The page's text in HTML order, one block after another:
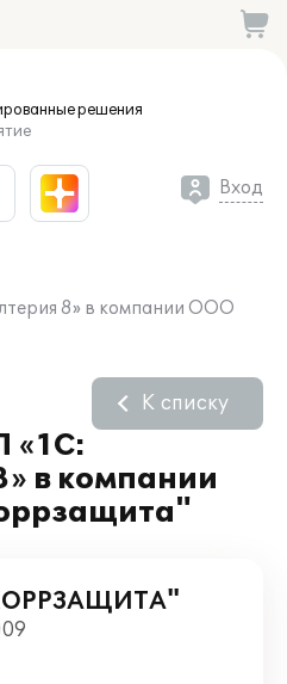
решения
Вход
8» в компании ООО
«1С:
в компании
К списку